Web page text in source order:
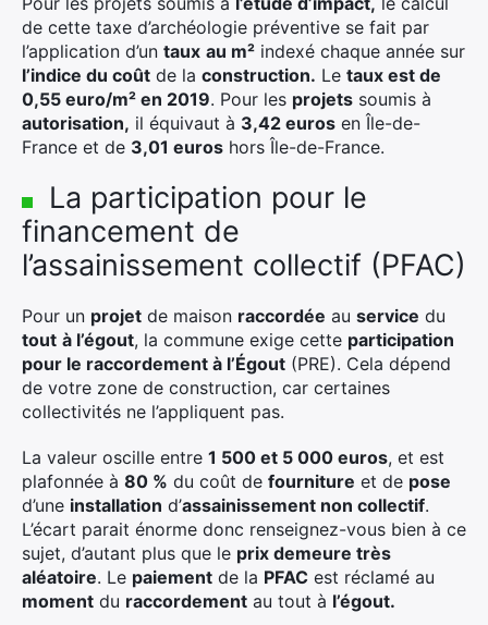
de cette taxe d’archéologie préventive se fait par
l’application d’un taux au m² indexé chaque année sur
l’indice du coût de la construction. Le taux est de
0,55 euro/m² en 2019. Pour les projets soumis à
autorisation, il équivaut à 3,42 euros en Île-de-
France et de 3,01 euros hors Île-de-France.
La participation pour le
financement de
l’assainissement collectif (PFAC)
Pour un projet de maison raccordée au service du
tout à l’égout, la commune exige cette participation
pour le raccordement à l’Égout (PRE). Cela dépend
de votre zone de construction, car certaines
collectivités ne l’appliquent pas.
La valeur oscille entre 1 500 et 5 000 euros, et est
plafonnée à 80 % du coût de fourniture et de pose
d’une installation d’assainissement non collectif.
L’écart parait énorme donc renseignez-vous bien à ce
sujet, d’autant plus que le prix demeure très
aléatoire. Le paiement de la PFAC est réclamé au
moment du raccordement au tout à l’égout.
×
Rechercher